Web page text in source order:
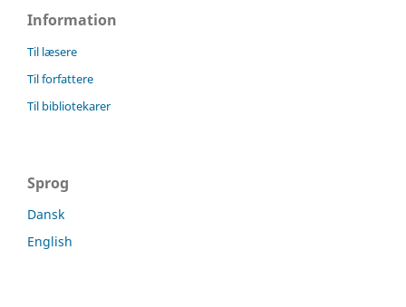
Information
Til læsere
Til forfattere
Til bibliotekarer
Sprog
Dansk
English